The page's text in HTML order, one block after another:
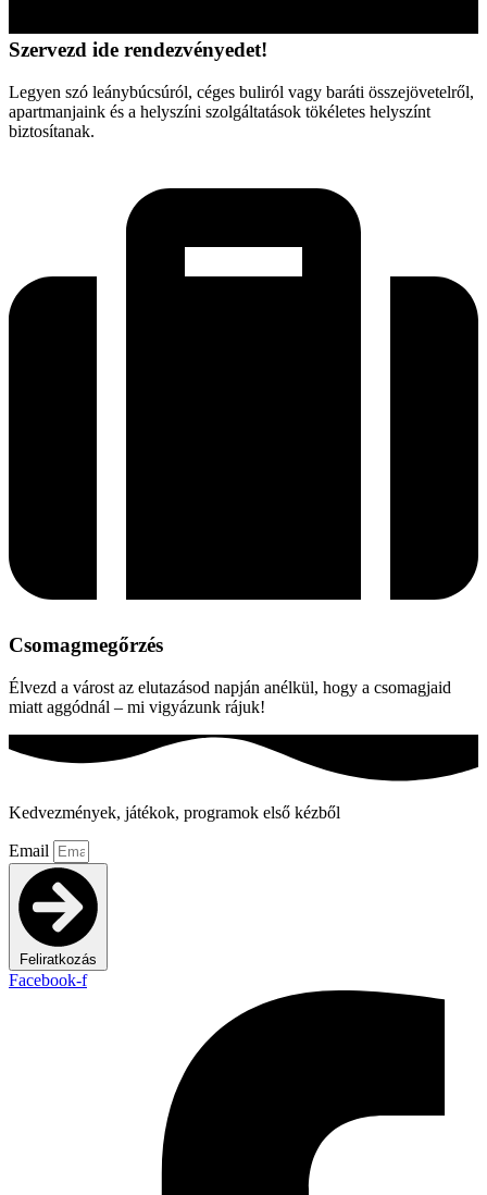
Szervezd ide rendezvényedet!
Legyen szó leánybúcsúról, céges buliról vagy baráti összejövetelről,
apartmanjaink és a helyszíni szolgáltatások tökéletes helyszínt
biztosítanak.
Csomagmegőrzés
Élvezd a várost az elutazásod napján anélkül, hogy a csomagjaid
miatt aggódnál – mi vigyázunk rájuk!
Kedvezmények, játékok, programok első kézből
Email
Feliratkozás
Facebook-f